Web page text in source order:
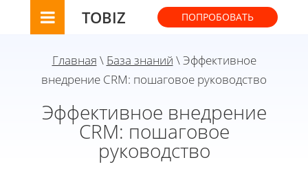
TOBIZ ПОПРОБОВАТЬ
Главная \ База знаний \ Эффективное
внедрение CRM: пошаговое руководство
Эффективное внедрение
CRM: пошаговое
руководство